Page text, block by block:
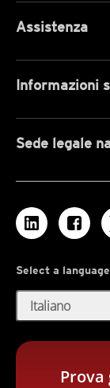
Assistenza
Informazioni
Sede legale
Select a language
Italiano